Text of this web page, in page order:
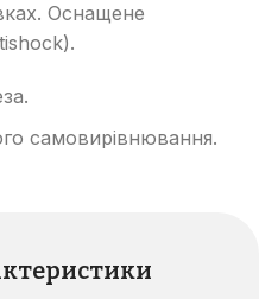
Оснащене
самовирівнювання.